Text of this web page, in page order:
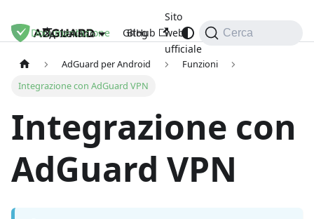
Documentazione Blog
Sito
web
ufficiale
Italiano GitHub Cerca
AdGuard per Android
Funzioni
Integrazione con AdGuard VPN
Integrazione con
AdGuard VPN